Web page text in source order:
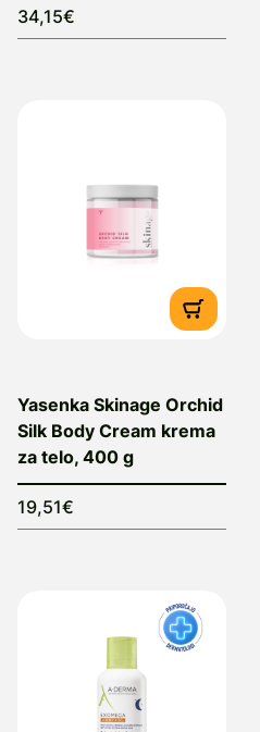
34,15€
Yasenka Skinage Orchid
Silk Body Cream krema
za telo, 400 g
19,51€